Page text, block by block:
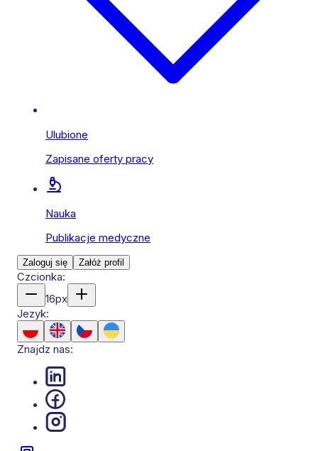
Ulubione
Zapisane oferty pracy
Nauka
Publikacje medyczne
Zaloguj się Załóż profil
Czcionka:
16px
Jezyk:
Znajdz nas: